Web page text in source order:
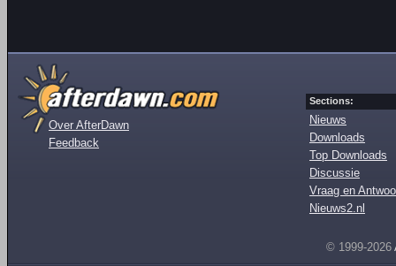
Over AfterDawn
Feedback
Sections:
Nieuws
Downloads
Top Downloads
Discussie
Vraag en
Nieuws2.nl
© 1999-2026